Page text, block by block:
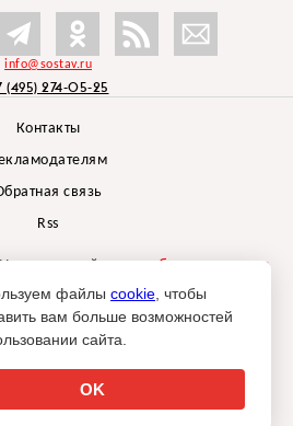
info@sostav.ru
(495) 274-05-25
Контакты
связь
Rss
проектбрендингового
Depot
Sostav.ru допустимо только при
источника.
файлы cookie , чтобы
вам больше возможностей
сайта.
OK